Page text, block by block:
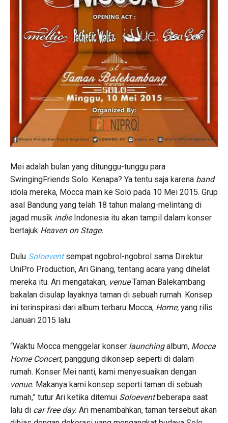
Mei adalah bulan yang ditunggu-tunggu para
SwingingFriends Solo. Kenapa? Ya tentu saja karena band
idola mereka, Mocca main ke Solo pada 10 Mei 2015. Grup
asal Bandung yang telah 18 tahun malang-melintang di
jagad musik indieIndonesia itu akan tampil dalam konser
bertajuk Heaven on Stage.
Dulu Soloeventsempat ngobrol-ngobrol sama Direktur
UniPro Production, Ari Ginang, tentang acara yang dihelat
mereka itu. Ari mengatakan, venueTaman Balekambang
bakalan disulap layaknya taman di sebuah rumah. Konsep
ini terinspirasi dari album terbaru Mocca, Home, yang rilis
Januari 2015 lalu.
“Waktu Mocca menggelar konser launchingalbum, Mocca
Home Concert, panggung dikonsep seperti di dalam
rumah. Konser Mei nanti, kami menyesuaikan dengan
venue. Makanya kami konsep seperti taman di sebuah
rumah,” tutur Ari ketika ditemui Soloeventbeberapa saat
lalu di car free day. Ari menambahkan, taman tersebut akan